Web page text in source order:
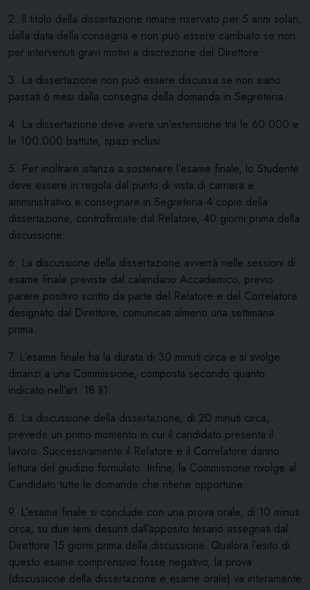
2. Il titolo della dissertazione rimane riservato per 5 anni solari,
dalla data della consegna e non può essere cambiato se non
per intervenuti gravi motivi a discrezione del Direttore.
3. La dissertazione non può essere discussa se non siano
passati 6 mesi dalla consegna della domanda in Segreteria.
4. La dissertazione deve avere un’estensione tra le 60.000 e
le 100.000 battute, spazi inclusi.
5. Per inoltrare istanza a sostenere l’esame finale, lo Studente
deve essere in regola dal punto di vista di carriera e
amministrativo e consegnare in Segreteria 4 copie della
dissertazione, controfirmate dal Relatore, 40 giorni prima della
discussione.
6. La discussione della dissertazione avverrà nelle sessioni di
esame finale previste dal calendario Accademico, previo
parere positivo scritto da parte del Relatore e del Correlatore
designato dal Direttore, comunicati almeno una settimana
prima.
7. L’esame finale ha la durata di 30 minuti circa e si svolge
dinanzi a una Commissione, composta secondo quanto
indicato nell’art. 18 §1.
8. La discussione della dissertazione, di 20 minuti circa,
prevede un primo momento in cui il candidato presenta il
lavoro. Successivamente il Relatore e il Correlatore danno
lettura del giudizio formulato. Infine, la Commissione rivolge al
Candidato tutte le domande che ritiene opportune.
9. L’esame finale si conclude con una prova orale, di 10 minuti
circa, su due temi desunti dall’apposito tesario assegnati dal
Direttore 15 giorni prima della discussione. Qualora l’esito di
questo esame comprensivo fosse negativo, la prova
(discussione della dissertazione e esame orale) va interamente